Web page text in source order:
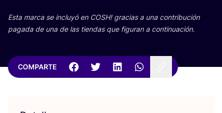
Esta mar­ca se inclu­yó en COSH! gra­cias a una con­tri­bu­ción
paga­da de una de las tien­das que figu­ran a continuación.
COMPARTE